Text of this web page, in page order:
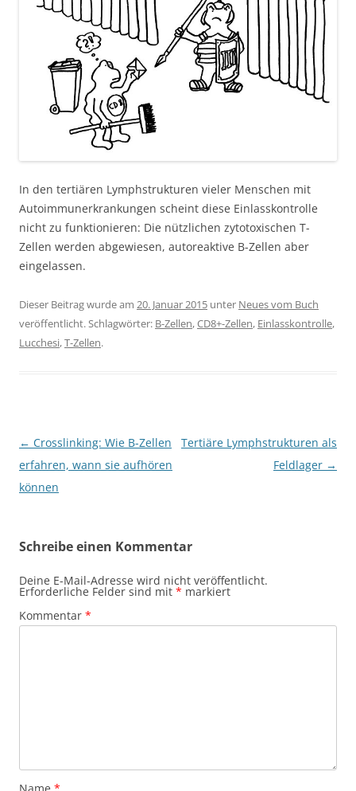
In den tertiären Lymphstrukturen vieler Menschen mit
Autoimmunerkrankungen scheint diese Einlasskontrolle
nicht zu funktionieren: Die nützlichen zytotoxischen T-
Zellen werden abgewiesen, autoreaktive B-Zellen aber
eingelassen.
Dieser Beitrag wurde am 20. Januar 2015 unter Neues vom Buch
veröffentlicht. Schlagwörter: B-Zellen,CD8+-Zellen, Einlasskontrolle,
Lucchesi,T-Zellen.
Beitragsnavigation
← Crosslinking: Wie B-Zellen
erfahren, wann sie aufhören
können
Tertiäre Lymphstrukturen als
Feldlager →
Schreibe einen Kommentar
Deine E-Mail-Adresse wird nicht veröffentlicht.
Erforderliche Felder sind mit * markiert
Kommentar *